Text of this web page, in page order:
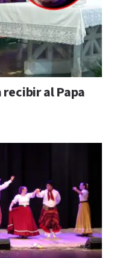
recibir al Papa